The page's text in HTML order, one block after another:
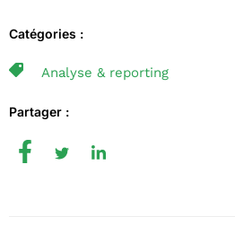
Catégories :
Analyse & reporting
Partager :